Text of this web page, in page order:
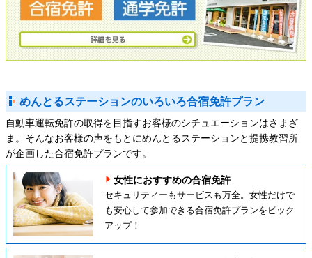
めんとるステーションのいろいろ合宿免許プラン
自動車運転免許の取得を目指すお客様のシチュエーションはさまざ
ま。そんなお客様の声をもとにめんとるステーションと提携教習所
が企画した合宿免許プランです。
女性におすすめの合宿免許
セキュリティーもサービスも万全。女性だけで
も安心して参加できる合宿免許プランをピック
アップ！